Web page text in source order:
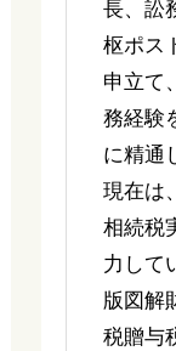
長、訟
枢ポス
申立て
務経験
に精通
現在は
相続税
力して
版図解
税贈与